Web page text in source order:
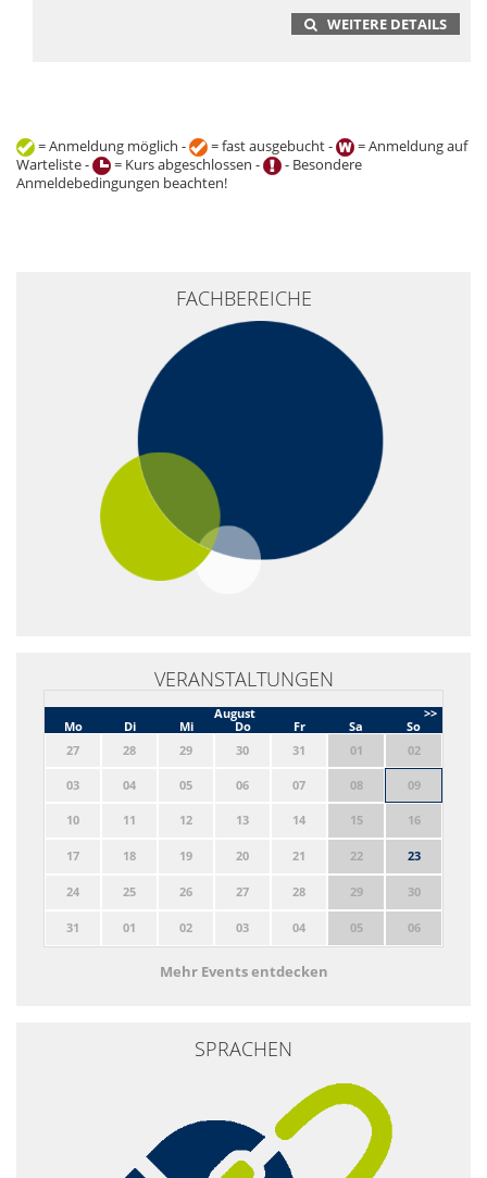
WEITERE DETAILS
= Anmeldung möglich - = fast ausgebucht -
= Anmeldung auf
Warteliste -
= Kurs abgeschlossen -
- Besondere
Anmeldebedingungen beachten!
FACHBEREICHE
VERANSTALTUNGEN
>>
August
Mo
Di Mi Do Fr Sa
So
27
28 29 30 31 01 02
03 04 05 06 07 08 09
10 11 12 13 14 15 16
17 18 19 20 21 22 23
24 25 26 27 28 29 30
31 01 02 03 04 05 06
Mehr Events entdecken
SPRACHEN